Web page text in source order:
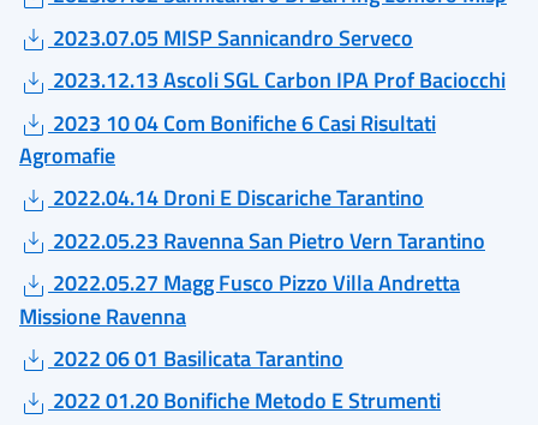
2023.07.05 MISP Sannicandro Serveco
2023.12.13 Ascoli SGL Carbon IPA Prof Baciocchi
2023 10 04 Com Bonifiche 6 Casi Risultati
Agromafie
2022.04.14 Droni E Discariche Tarantino
2022.05.23 Ravenna San Pietro Vern Tarantino
2022.05.27 Magg Fusco Pizzo Villa Andretta
Missione Ravenna
2022 06 01 Basilicata Tarantino
2022 01.20 Bonifiche Metodo E Strumenti